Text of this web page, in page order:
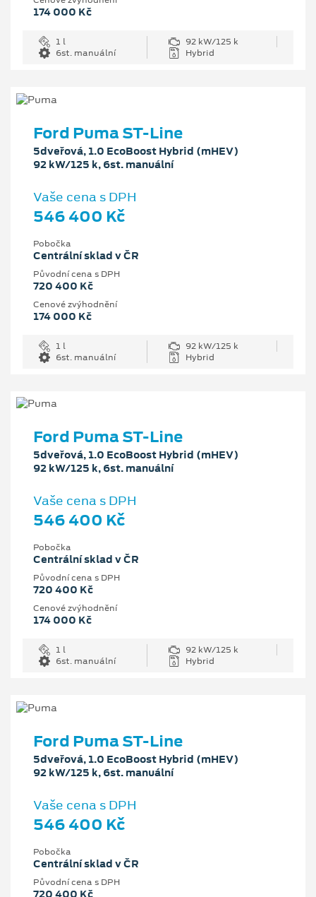
174 000 Kč
1 l
92 kW/125 k
6st. manuální
Hybrid
Ford Puma ST-Line
5dveřová, 1.0 EcoBoost Hybrid (mHEV)
92 kW/125 k, 6st. manuální
Vaše cena s DPH
546 400 Kč
Pobočka
Centrální sklad v ČR
Původní cena s DPH
720 400 Kč
Cenové zvýhodnění
174 000 Kč
1 l
92 kW/125 k
6st. manuální
Hybrid
Ford Puma ST-Line
5dveřová, 1.0 EcoBoost Hybrid (mHEV)
92 kW/125 k, 6st. manuální
Vaše cena s DPH
546 400 Kč
Pobočka
Centrální sklad v ČR
Původní cena s DPH
720 400 Kč
Cenové zvýhodnění
174 000 Kč
1 l
92 kW/125 k
6st. manuální
Hybrid
Ford Puma ST-Line
5dveřová, 1.0 EcoBoost Hybrid (mHEV)
92 kW/125 k, 6st. manuální
Vaše cena s DPH
546 400 Kč
Pobočka
Centrální sklad v ČR
Původní cena s DPH